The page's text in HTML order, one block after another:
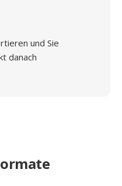
und Sie
danach